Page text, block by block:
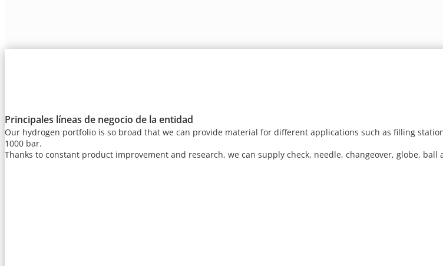
Principales líneas de negocio de la entidad
Our hydrogen portfolio is so broad that we can provide material for different applications such as filling
1000 bar.
Thanks to constant product improvement and research, we can supply check, needle, changeover, globe,